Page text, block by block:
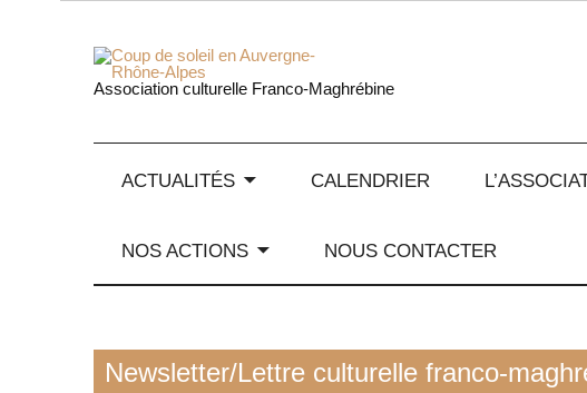
Coup de
Association culturelle Franco-Maghrébine
ACTUALITÉS CALENDRIER
NOS ACTIONS NOUS CONTACTER
Lettre culturelle franco-maghrébine
Newsletter/Lettre culturelle franco-